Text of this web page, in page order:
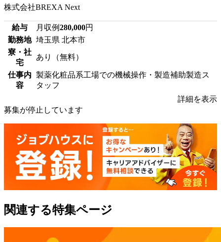
株式会社BREXA Next
給与 月収例280,000円
勤務地 埼玉県 北本市
寮・社
宅
あり（無料）
仕事内
容
製薬化粧品系工場での機械操作・製造補助製造ス
タッフ
詳細を表示
募集が停止しています
関連する特集ページ